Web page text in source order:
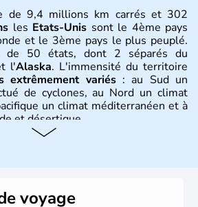
de 9,4 millions km carrés et 302
les Etats-Unis sont le 4ème pays
et le 3ème pays le plus peuplé.
de 50 états, dont 2 séparés du
l'Alaska. L'immensité du territoire
extrêmement variés: au Sud un
de cyclones, au Nord un climat
un climat méditerranéen et à
et désertique.
se sont succédées avant l'arrivée
voyage